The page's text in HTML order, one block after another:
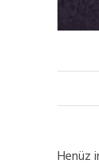
Henüz